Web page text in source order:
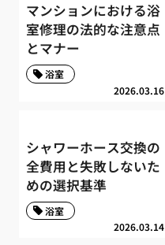
マンションにおける浴
室修理の法的な注意点
とマナー
2026.03.16
浴室
シャワーホース交換の
全費用と失敗しないた
めの選択基準
2026.03.14
浴室